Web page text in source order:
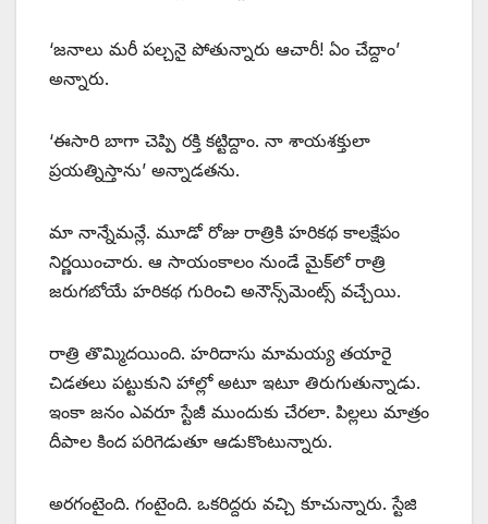
‘జనాలు మరీ పల్చనై పోతున్నారు ఆచారీ! ఏం చేద్దాం’
అన్నారు.
‘ఈసారి బాగా చెప్పి రక్తి కట్టిద్దాం. నా శాయశక్తులా
ప్రయత్నిస్తాను’ అన్నాడతను.
మా నాన్నేమన్లే. మూడో రోజు రాత్రికి హరికథ కాలక్షేపం
నిర్ణయించారు. ఆ సాయంకాలం నుండే మైక్‌లో రాత్రి
జరుగబోయే హరికథ గురించి అనౌన్స్‌మెంట్స్ ‌వచ్చేయి.
రాత్రి తొమ్మిదయింది. హరిదాసు మామయ్య తయారై
చిడతలు పట్టుకుని హాల్లో అటూ ఇటూ తిరుగుతున్నాడు.
ఇంకా జనం ఎవరూ స్టేజీ ముందుకు చేరలా. పిల్లలు మాత్రం
దీపాల కింద పరిగెడుతూ ఆడుకొంటున్నారు.
అరగంటైంది. గంటైంది. ఒకరిద్దరు వచ్చి కూచున్నారు. స్టేజి